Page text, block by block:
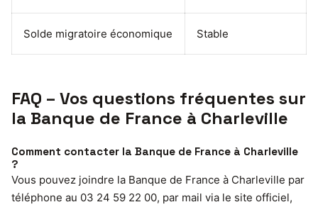
Solde migratoire économique Stable
FAQ – Vos questions fréquentes sur
la Banque de France à Charleville
Comment contacter la Banque de France à Charleville
?
Vous pouvez joindre la Banque de France à Charleville par
téléphone au 03 24 59 22 00, par mail via le site officiel,